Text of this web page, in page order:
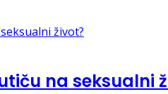
na seksualni